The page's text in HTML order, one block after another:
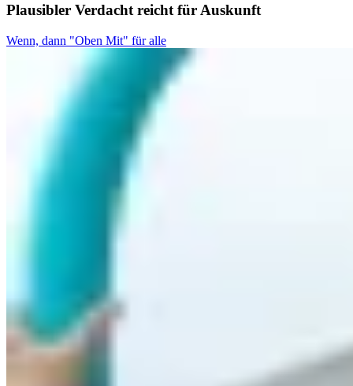
Plausibler Verdacht reicht für Auskunft
Wenn, dann "Oben Mit" für alle